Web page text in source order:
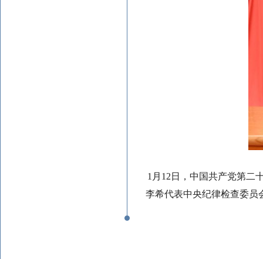
1月12日，中国共产党第二
李希代表中央纪律检查委员